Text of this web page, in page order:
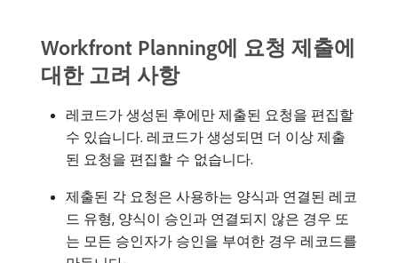
Workfront Planning에 요청 제출에
대한 고려 사항
레코드가 생성된 후에만 제출된 요청을 편집할
수 있습니다. 레코드가 생성되면 더 이상 제출
된 요청을 편집할 수 없습니다.
제출된 각 요청은 사용하는 양식과 연결된 레코
드 유형, 양식이 승인과 연결되지 않은 경우 또
는 모든 승인자가 승인을 부여한 경우 레코드를